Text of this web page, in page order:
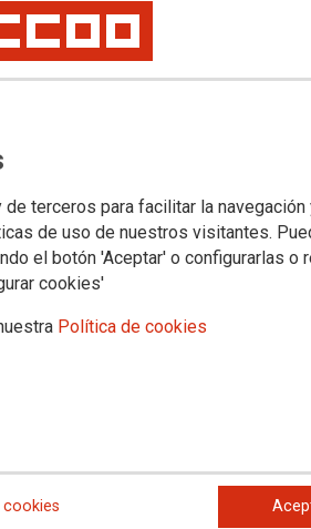
terceros para facilitar la navegación
de uso de nuestros visitantes.
el botón 'Aceptar' o configurarlas o
cookies'
Política de cookies
y CGIL (italiano).
confección y la piel de